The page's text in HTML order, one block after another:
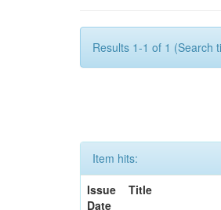
Results 1-1 of 1 (Search
Item hits:
Issue
Date
Title